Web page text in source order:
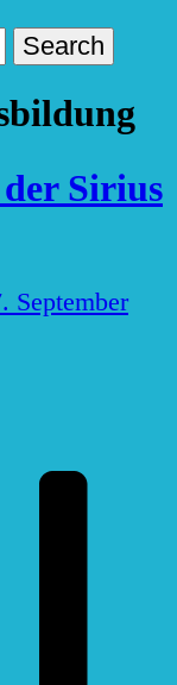
Sirius
September